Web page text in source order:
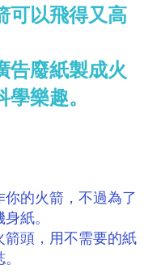
可以飛得又高
告廢紙製成火
樂趣。
的火箭，不過為了
紙。
頭，用不需要的紙